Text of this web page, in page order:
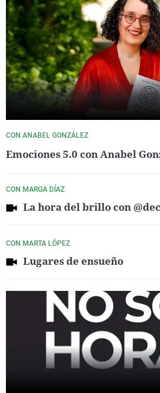
CON ANABEL GONZÁLEZ
Emociones 5.0 con Anabel
CON MARGA DÍAZ
La hora del brillo con
CON MARTA LÓPEZ
Lugares de ensueño